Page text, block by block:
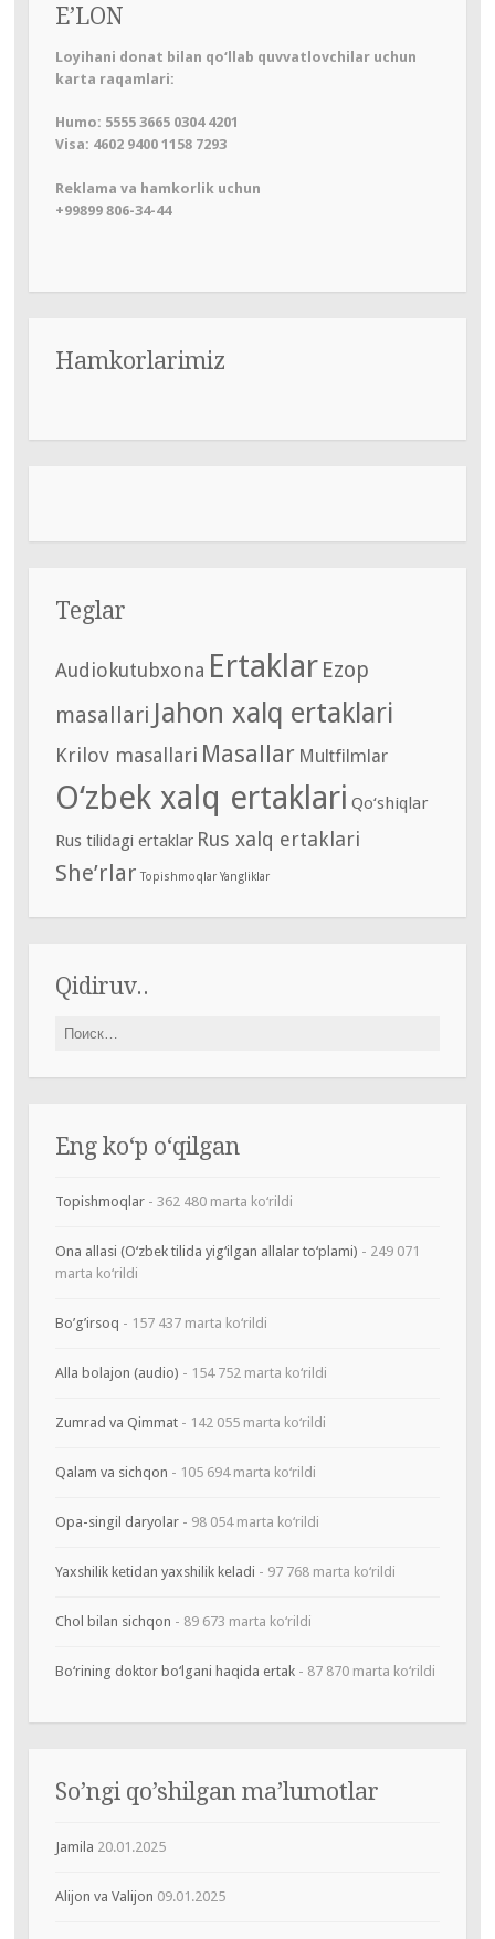
E’LON
Loyihani donat bilan qo‘llab quvvatlovchilar uchun
karta raqamlari:
Humo: 5555 3665 0304 4201
Visa: 4602 9400 1158 7293
Reklama va hamkorlik uchun
+99899 806-34-44
Hamkorlarimiz
Teglar
Audiokutubxona Ertaklar Ezop
masallari Jahon xalq ertaklari
Krilov masallari Masallar Multfilmlar
O‘zbek xalq ertaklari Qo‘shiqlar
Rus tilidagi ertaklar Rus xalq ertaklari
She’rlar Topishmoqlar Yangliklar
Qidiruv..
Найти:
Eng ko‘p o‘qilgan
Topishmoqlar- 362 480 marta ko‘rildi
Ona allasi (O‘zbek tilida yig‘ilgan allalar to‘plami) - 249 071
marta ko‘rildi
Bo’g’irsoq - 157 437 marta ko‘rildi
Alla bolajon (audio) - 154 752 marta ko‘rildi
Zumrad va Qimmat- 142 055 marta ko‘rildi
Qalam va sichqon - 105 694 marta ko‘rildi
Opa-singil daryolar- 98 054 marta ko‘rildi
Yaxshilik ketidan yaxshilik keladi - 97 768 marta ko‘rildi
Chol bilan sichqon - 89 673 marta ko‘rildi
Bo‘rining doktor bo‘lgani haqida ertak- 87 870 marta ko‘rildi
So’ngi qo’shilgan ma’lumotlar
Jamila 20.01.2025
Alijon va Valijon 09.01.2025